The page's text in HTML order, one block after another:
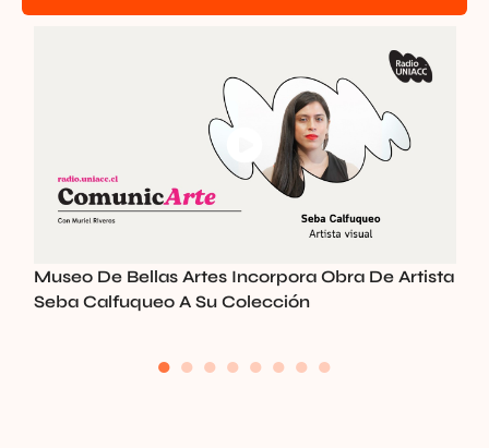
Museo De Bellas Artes Incorpora Obra De Artista
Seba Calfuqueo A Su Colección
● ● ● ● ● ● ● ●